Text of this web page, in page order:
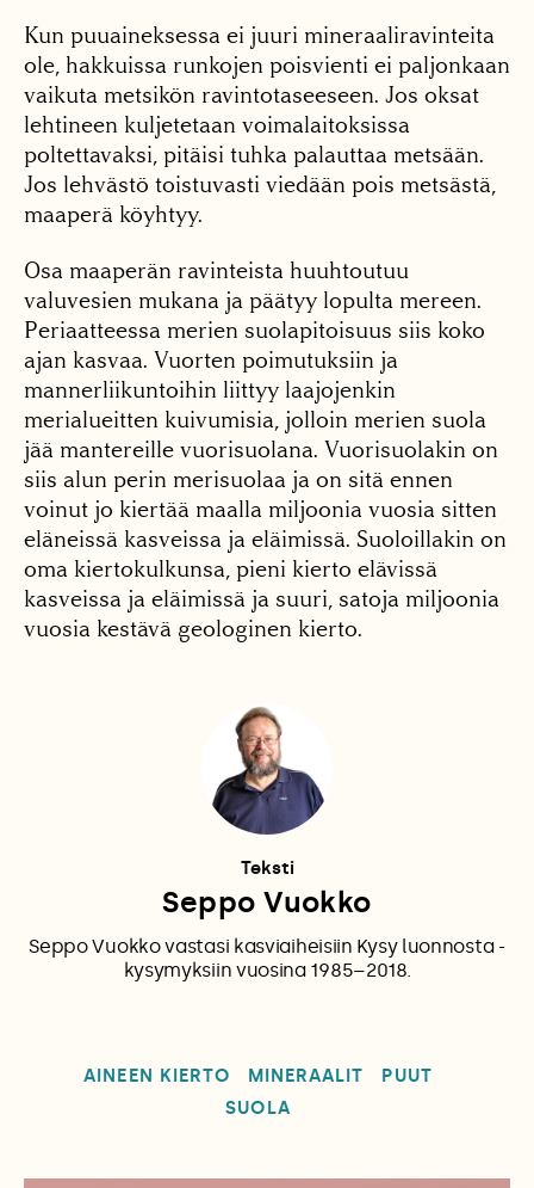
Kun puuaineksessa ei juuri mineraaliravinteita
ole, hakkuissa runkojen poisvienti ei paljonkaan
vaikuta metsikön ravintotaseeseen. Jos oksat
lehtineen kuljetetaan voimalaitoksissa
poltettavaksi, pitäisi tuhka palauttaa metsään.
Jos lehvästö toistuvasti viedään pois metsästä,
maaperä köyhtyy.
Osa maaperän ravinteista huuhtoutuu
valuvesien mukana ja päätyy lopulta mereen.
Periaatteessa merien suolapitoisuus siis koko
ajan kasvaa. Vuorten poimutuksiin ja
mannerliikuntoihin liittyy laajojenkin
merialueitten kuivumisia, jolloin merien suola
jää mantereille vuorisuolana. Vuorisuolakin on
siis alun perin merisuolaa ja on sitä ennen
voinut jo kiertää maalla miljoonia vuosia sitten
eläneissä kasveissa ja eläimissä. Suoloillakin on
oma kiertokulkunsa, pieni kierto elävissä
kasveissa ja eläimissä ja suuri, satoja miljoonia
vuosia kestävä geologinen kierto.
Teksti
Seppo Vuokko
Seppo Vuokko vastasi kasviaiheisiin Kysy luonnosta -
kysymyksiin vuosina 1985–2018.
AINEEN KIERTO MINERAALIT
PUUT
SUOLA